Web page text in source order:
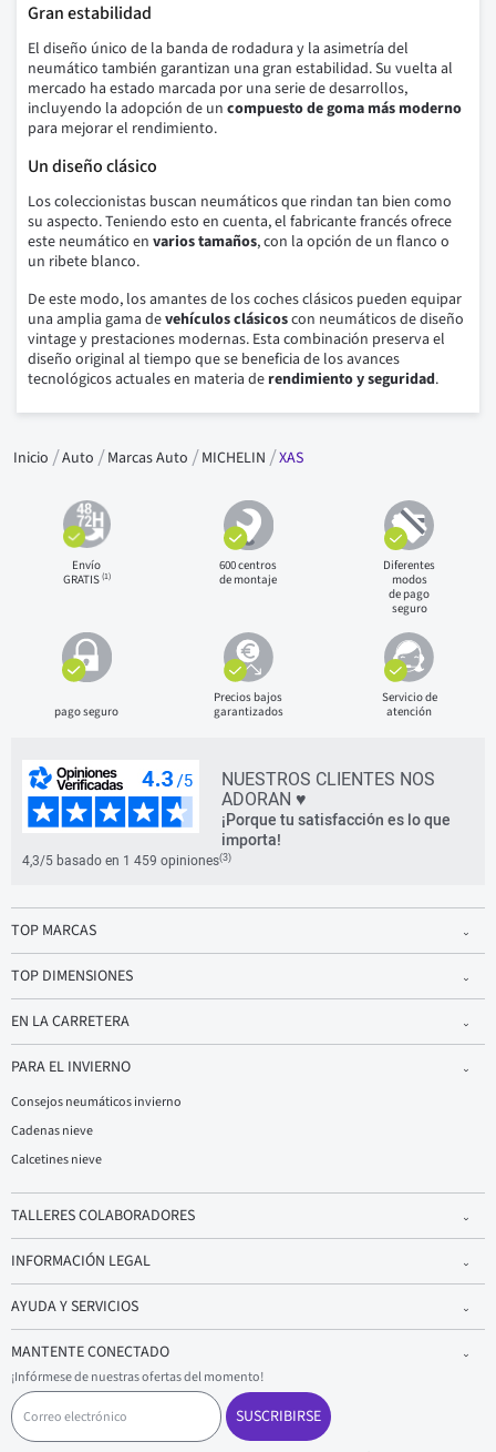
Gran estabilidad
El diseño único de la banda de rodadura y la asimetría del
neumático también garantizan una gran estabilidad. Su vuelta al
mercado ha estado marcada por una serie de desarrollos,
incluyendo la adopción de un compuesto de goma más moderno
para mejorar el rendimiento.
Un diseño clásico
Los coleccionistas buscan neumáticos que rindan tan bien como
su aspecto. Teniendo esto en cuenta, el fabricante francés ofrece
este neumático en varios tamaños, con la opción de un flanco o
un ribete blanco.
De este modo, los amantes de los coches clásicos pueden equipar
una amplia gama devehículos clásicoscon neumáticos de diseño
vintage y prestaciones modernas. Esta combinación preserva el
diseño original al tiempo que se beneficia de los avances
tecnológicos actuales en materia de rendimiento y seguridad.
Inicio Auto Marcas Auto MICHELIN XAS
Envío
GRATIS(1)
600 centros
de montaje
Diferentes
modos
de pago
seguro
pago seguro
Precios bajos
garantizados
Servicio de
atención
NUESTROS CLIENTES NOS
ADORAN ♥
¡Porque tu satisfacción es lo que
importa!
4,3/5 basado en 1 459 opiniones(3)
TOP MARCAS
TOP DIMENSIONES
EN LA CARRETERA
PARA EL INVIERNO
Consejos neumáticos invierno
Cadenas nieve
Calcetines nieve
TALLERES COLABORADORES
INFORMACIÓN LEGAL
AYUDA Y SERVICIOS
MANTENTE CONECTADO
¡Infórmese de nuestras ofertas del momento!
C
o
r
SUSCRIBIRSE